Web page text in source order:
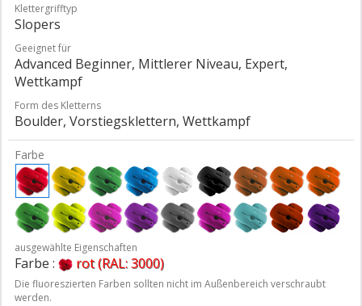
Klettergrifftyp
Slopers
Geeignet für
Advanced Beginner, Mittlerer Niveau, Expert,
Wettkampf
Form des Kletterns
Boulder, Vorstiegsklettern, Wettkampf
Farbe
ausgewählte Eigenschaften
Farbe : rot (RAL: 3000)
Die fluoreszierten Farben sollten nicht im Außenbereich verschraubt
werden.